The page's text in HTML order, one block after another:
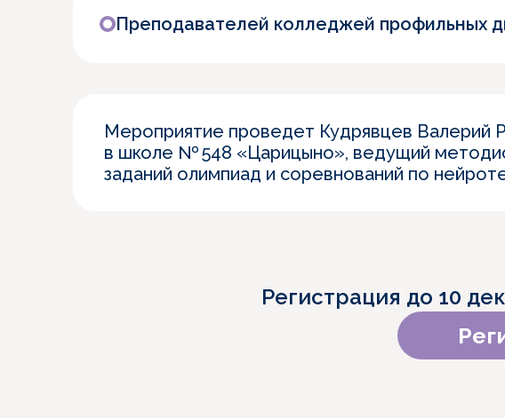
Преподавателей колледжей профильных
Мероприятие проведет Кудрявцев Валерий
в школе № 548 «Царицыно», ведущий
заданий олимпиад и соревнований по
Регистрация до 10